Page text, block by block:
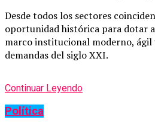
Desde todos los sectores
oportunidad histórica para dotar
marco institucional moderno, ágil
demandas del siglo XXI.
Continuar Leyendo
Política